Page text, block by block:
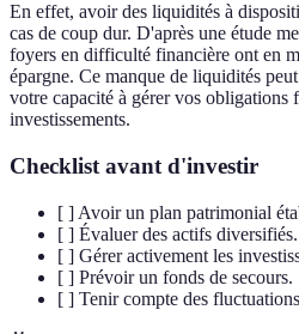
En effet, avoir des liquidités à
cas de coup dur. D'après une étude
foyers en difficulté financière ont en
épargne. Ce manque de liquidités
votre capacité à gérer vos obligations
investissements.
Checklist avant d'investir
[ ] Avoir un plan patrimonial
[ ] Évaluer des actifs diversifiés.
[ ] Gérer activement les
[ ] Prévoir un fonds de secours.
[ ] Tenir compte des